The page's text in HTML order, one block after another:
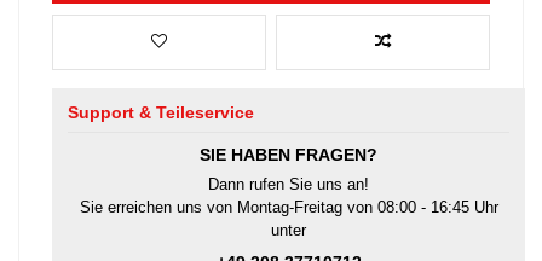
Support & Teileservice
SIE HABEN FRAGEN?
Dann rufen Sie uns an!
Sie erreichen uns von Montag-Freitag von 08:00 - 16:45 Uhr
unter